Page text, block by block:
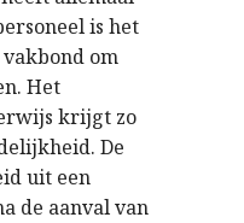
is het
om
Het
krijgt zo
De
uit een
de aanval van